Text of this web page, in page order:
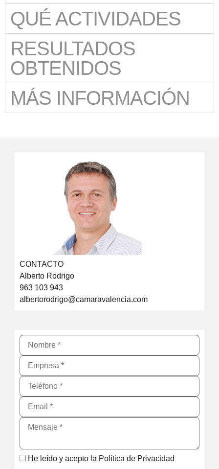
QUÉ ACTIVIDADES
RESULTADOS
OBTENIDOS
MÁS INFORMACIÓN
CONTACTO
Alberto Rodrigo
963 103 943
albertorodrigo@camaravalencia.com
He leído y acepto la Política de Privacidad